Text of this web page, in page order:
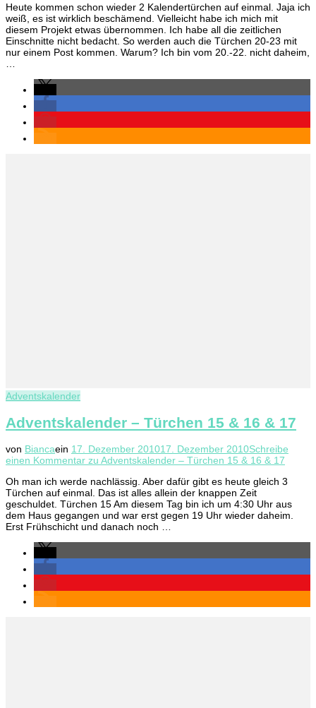
Heute kommen schon wieder 2 Kalendertürchen auf einmal. Jaja ich
weiß, es ist wirklich beschämend. Vielleicht habe ich mich mit
diesem Projekt etwas übernommen. Ich habe all die zeitlichen
Einschnitte nicht bedacht. So werden auch die Türchen 20-23 mit
nur einem Post kommen. Warum? Ich bin vom 20.-22. nicht daheim,
Adventskalender
Adventskalender – Türchen 15 & 16 & 17
von Biancaein 17. Dezember 201017. Dezember 2010Schreibe
einen Kommentar zu Adventskalender – Türchen 15 & 16 & 17
Oh man ich werde nachlässig. Aber dafür gibt es heute gleich 3
Türchen auf einmal. Das ist alles allein der knappen Zeit
geschuldet. Türchen 15 Am diesem Tag bin ich um 4:30 Uhr aus
dem Haus gegangen und war erst gegen 19 Uhr wieder daheim.
Erst Frühschicht und danach noch …